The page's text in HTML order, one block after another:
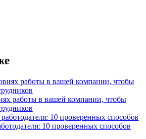
работы в вашей компании, чтобы
10 проверенных способов